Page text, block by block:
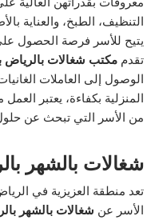
التنظيف، الطبخ، والعناية
يتيح للأسر فرصة الحصول
تقدممكتب شغالات بالرياض
الوصول إلى العاملات
المنزلية بكفاءة، يعتبر
من الأسر التي تبحث عن
شغالات بالشهر
تعد منطقة العزيزية في
الأسر عن شغالات بالشهر